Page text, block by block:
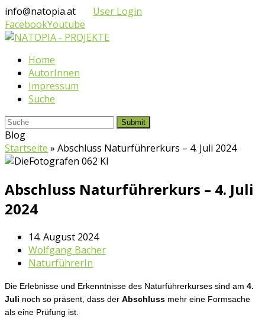
info@natopia.at
User Login
FacebookYoutube
Home
AutorInnen
Impressum
Suche
Submit
Blog
Startseite » Abschluss Naturführerkurs – 4. Juli 2024
Abschluss Naturführerkurs – 4. Juli
2024
14. August 2024
Wolfgang Bacher
NaturführerIn
Die Erlebnisse und Erkenntnisse des Naturführerkurses sind am 4.
Juli noch so präsent, dass der Abschluss mehr eine Formsache
als eine Prüfung ist.